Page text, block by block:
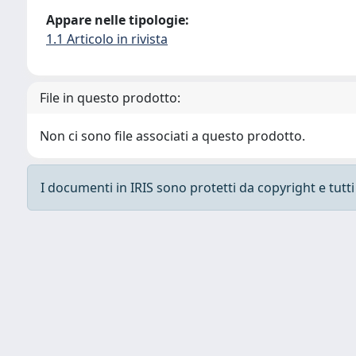
Appare nelle tipologie:
1.1 Articolo in rivista
File in questo prodotto:
Non ci sono file associati a questo prodotto.
I documenti in IRIS sono protetti da copyright e